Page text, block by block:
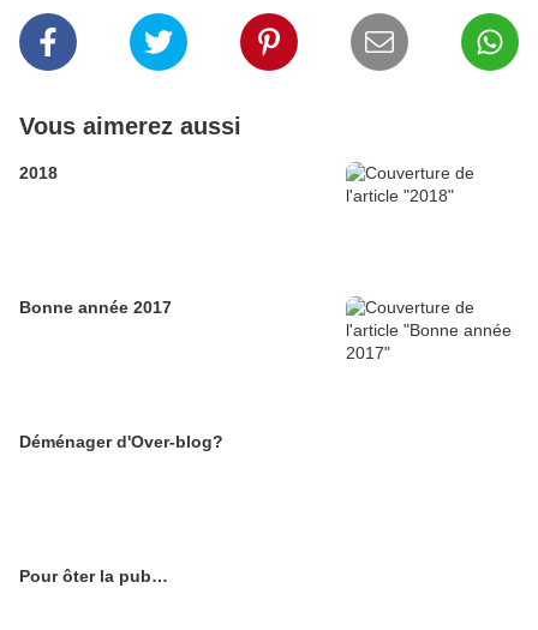
Vous aimerez aussi
2018
Bonne année 2017
Déménager d'Over-blog?
Pour ôter la pub…